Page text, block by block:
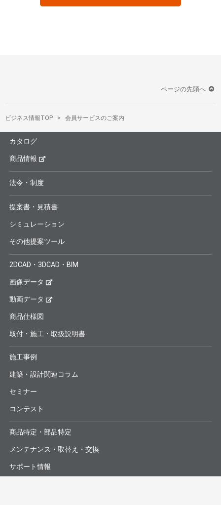
ページの先頭へ
ビジネス情報TOP 会員サービスのご案内
カタログ
商品情報
法令・制度
提案書・見積書
シミュレーション
その他提案ツール
2DCAD・3DCAD・BIM
画像データ
動画データ
商品仕様図
取付・施工・取扱説明書
施工事例
建築・設計関連コラム
セミナー
コンテスト
商品特定・部品特定
メンテナンス・取替え・交換
サポート情報